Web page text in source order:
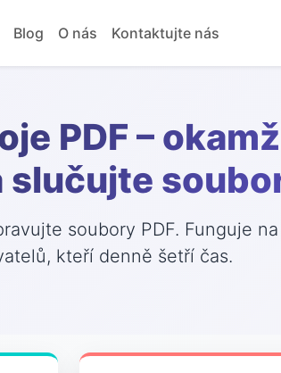
Blog O nás Kontaktujte nás
PDF –
soubory PDF. Funguje
kteří denně šetří čas.